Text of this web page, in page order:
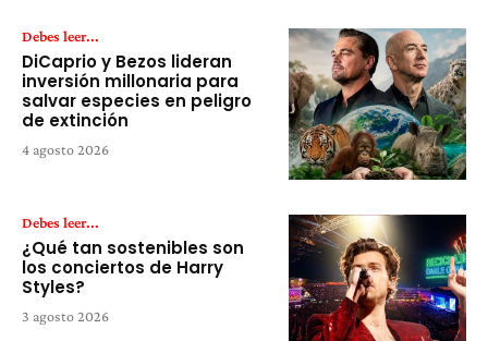
Debes leer...
DiCaprio y Bezos lideran
inversión millonaria para
salvar especies en peligro
de extinción
4 agosto 2026
Debes leer...
¿Qué tan sostenibles son
los conciertos de Harry
Styles?
3 agosto 2026